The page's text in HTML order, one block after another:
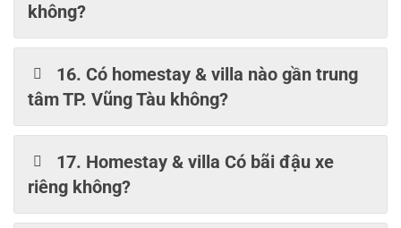
không?
16. Có homestay & villa nào gần trung
tâm TP. Vũng Tàu không?
17. Homestay & villa Có bãi đậu xe
riêng không?